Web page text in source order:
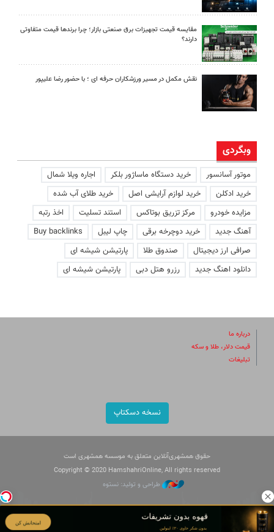
مقایسه قیمت تجهیزات برق صنعتی بازار؛ چرا برندها قیمت متفاوتی
دارند؟
نقش مکمل در مسیر ورزشکاران حرفه ای ؛ با حضور رضا علیپور
وبگردی
موتور آسانسور خرید دستگاه ماساژور بلکر
اجاره ویلا شمال
خرید ادکلن
خرید لوازم آرایشی اصل
خرید طلای آب شده
مزایده خودرو
مرکز تزریق بوتاکس استند تسلیت
اخذ رتبه
آهنگ جدید
خرید دوچرخه برقی چاپ لیبل
Buy backlinks
صرافی ارز دیجیتال
صندوق طلا
پارتیشن شیشه ای
دانلود اهنگ جدید
رزرو هتل دبی پارتیشن شیشه ای
درباره ما
قیمت دلار، طلا و سکه
تبلیغات
نسخه دسکتاپ
حقوق همشهری‌آنلاین متعلق به موسسه همشهری است
Copyright © 2020 HamshahriOnline, All rights reserved
طراحی و تولید: نستوه